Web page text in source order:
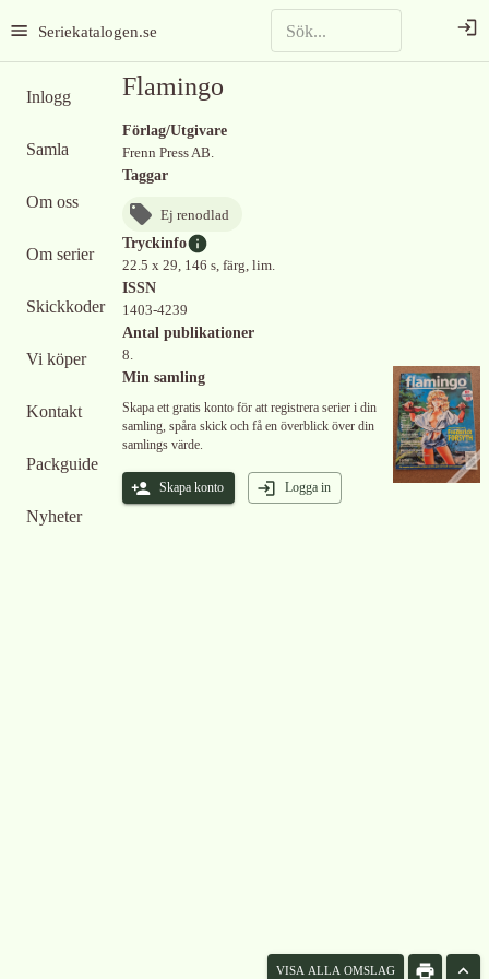
Seriekatalogen.se
Inlogg
Samla
Om oss
Om serier
Skickkoder
Vi köper
Kontakt
Packguide
Nyheter
Flamingo
Förlag/Utgivare
Frenn Press AB.
Taggar
Ej renodlad
Tryckinfo
22.5 x 29, 146 s, färg, lim.
ISSN
1403-4239
Antal publikationer
8.
Min samling
Skapa ett gratis konto för att registrera serier i din
samling, spåra skick och få en överblick över din
samlings värde.
Skapa konto Logga in
VISA ALLA OMSLAG